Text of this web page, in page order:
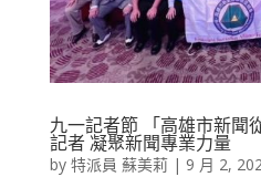
九一記者節 「高雄市新聞
記者 凝聚新聞專業力量
by 特派員 蘇美莉| 9 月 2,